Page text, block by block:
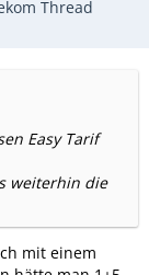
Thread
Easy Tarif
weiterhin die
mit einem